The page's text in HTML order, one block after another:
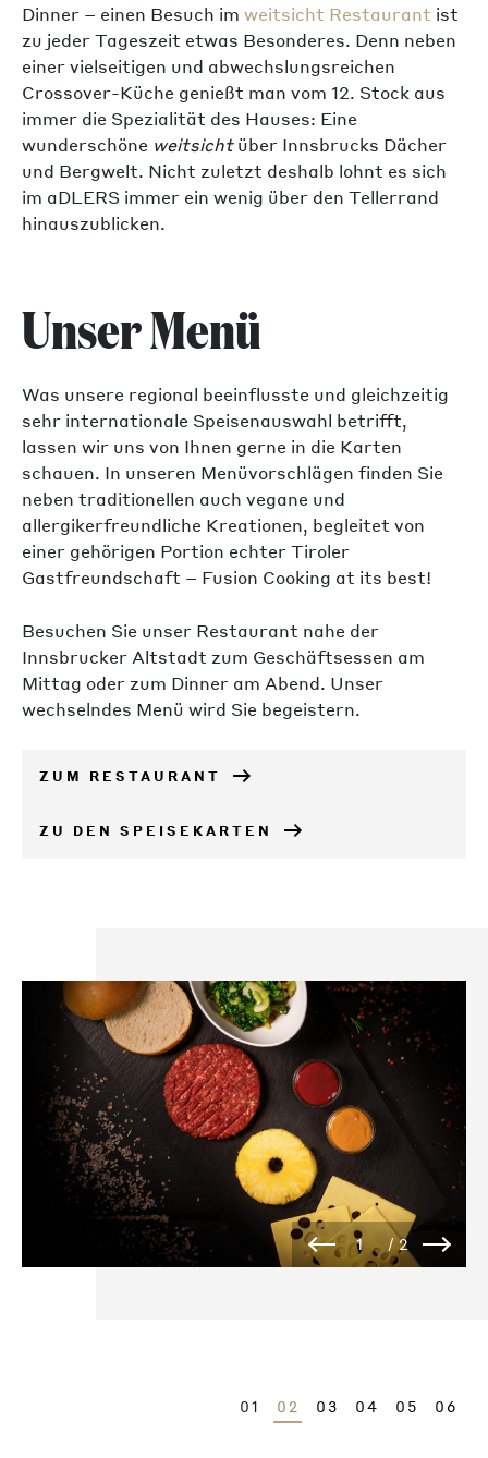
Dinner – einen Besuch im weitsicht Restaurant ist
zu jeder Tageszeit etwas Besonderes. Denn neben
einer vielseitigen und abwechslungsreichen
Crossover-Küche genießt man vom 12. Stock aus
immer die Spezialität des Hauses: Eine
wunderschöne weitsichtüber Innsbrucks Dächer
und Bergwelt. Nicht zuletzt deshalb lohnt es sich
im aDLERS immer ein wenig über den Tellerrand
hinauszublicken.
Unser Menü
Was unsere regional beeinflusste und gleichzeitig
sehr internationale Speisenauswahl betrifft,
lassen wir uns von Ihnen gerne in die Karten
schauen. In unseren Menüvorschlägen finden Sie
neben traditionellen auch vegane und
allergikerfreundliche Kreationen, begleitet von
einer gehörigen Portion echter Tiroler
Gastfreundschaft – Fusion Cooking at its best!
Besuchen Sie unser Restaurant nahe der
Innsbrucker Altstadt zum Geschäftsessen am
Mittag oder zum Dinner am Abend. Unser
wechselndes Menü wird Sie begeistern.
ZUM RESTAURANT
ZU DEN SPEISEKARTEN